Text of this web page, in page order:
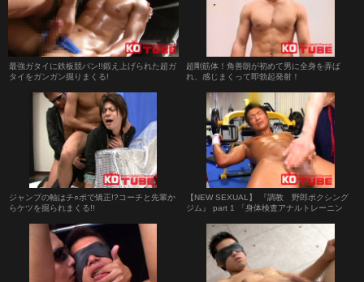
最強ガタイに鉄板競パン!!鍛え上げられた超ガ
タイをガンガン掘りまくる!
超剛筋体！角善朗が初めて男に全身を弄ば
れ、感じまくって即勃起発射！
ジャンプの軸はチ○ポで矯正!?コーチと先輩か
らケツを掘られまくる!!
【NEW SEXUAL】 『調教 野郎ボクシング
ジム』 part 1 「身体検査アナルトレーニン